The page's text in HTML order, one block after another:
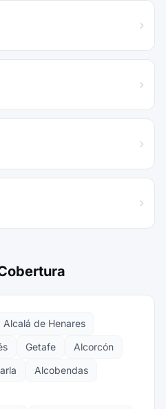
Alcalá de Henares
Getafe
Alcorcón
Alcobendas